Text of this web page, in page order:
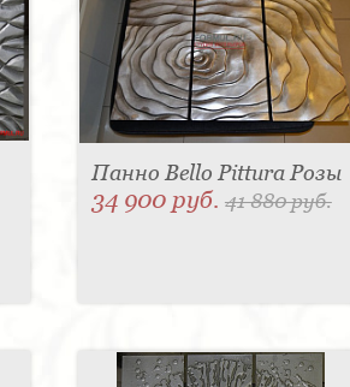
Панно Bello Pittura Розы
34 900 руб. 41 880 руб.